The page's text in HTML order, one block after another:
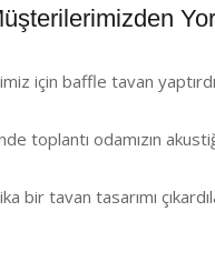
için baffle tavan
toplantı odamızın
bir tavan tasarımı